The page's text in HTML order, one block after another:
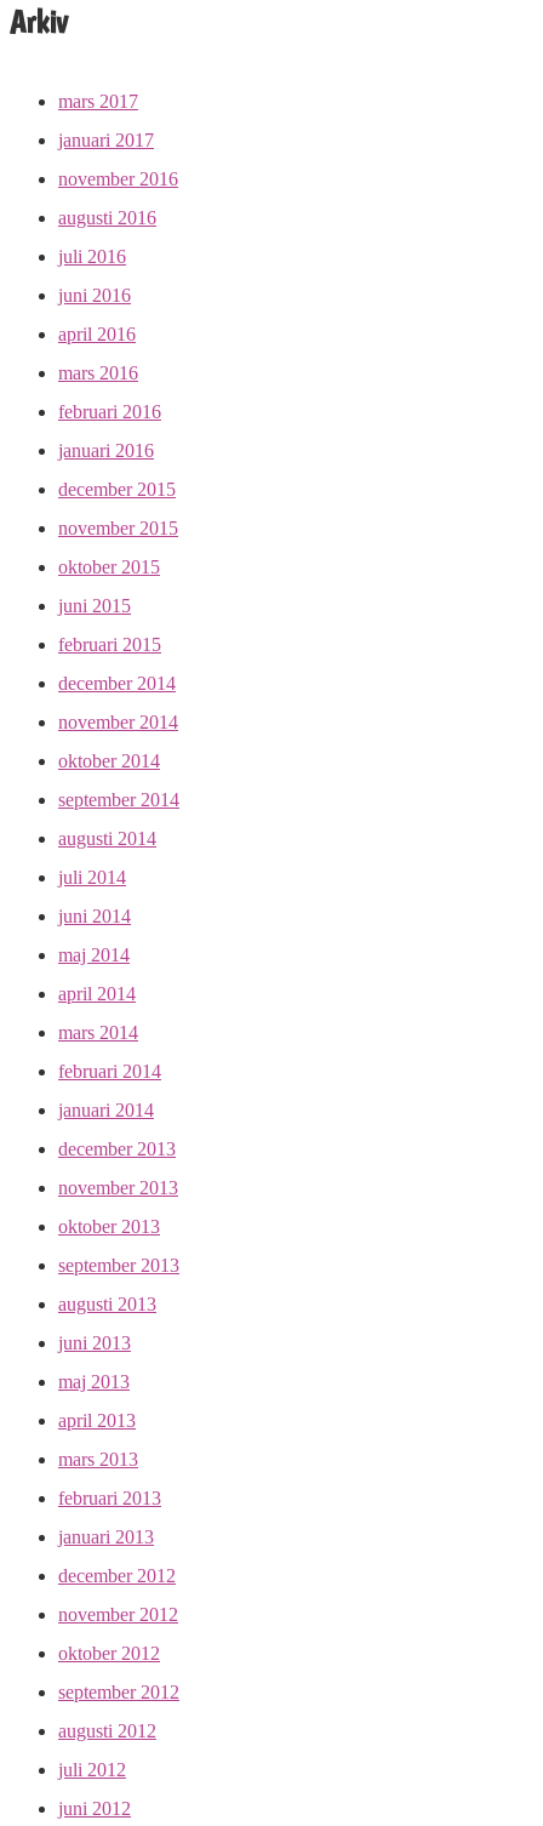
Arkiv
mars 2017
januari 2017
november 2016
augusti 2016
juli 2016
juni 2016
april 2016
mars 2016
februari 2016
januari 2016
december 2015
november 2015
oktober 2015
juni 2015
februari 2015
december 2014
november 2014
oktober 2014
september 2014
augusti 2014
juli 2014
juni 2014
maj 2014
april 2014
mars 2014
februari 2014
januari 2014
december 2013
november 2013
oktober 2013
september 2013
augusti 2013
juni 2013
maj 2013
april 2013
mars 2013
februari 2013
januari 2013
december 2012
november 2012
oktober 2012
september 2012
augusti 2012
juli 2012
juni 2012